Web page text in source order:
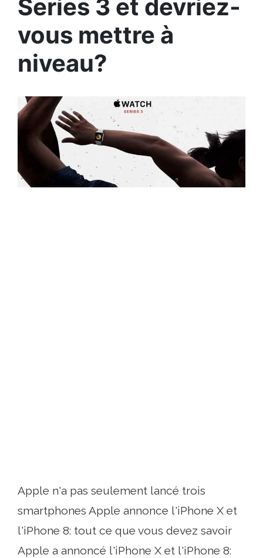
Series 3 et devriez-
vous mettre à
niveau?
Apple n'a pas seulement lancé trois
smartphones Apple annonce l'iPhone X et
l'iPhone 8: tout ce que vous devez savoir
Apple a annoncé l'iPhone X et l'iPhone 8: